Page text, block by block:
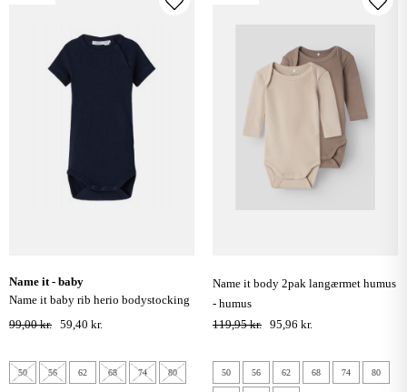
name it - baby
name it baby rib herio bodystocking
kortærmet - dark sapphire
99,00 kr. 59,40 kr.
50 56 62 68 74 80
name it body 2pak langærmet humus
- humus
119,95 kr. 95,96 kr.
50 56 62 68 74 80